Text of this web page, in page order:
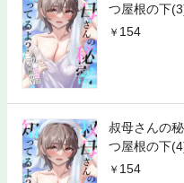
つ屋根の下
154
叔母さんの
つ屋根の下
154